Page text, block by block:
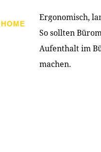
HOME PRODUKTE
Ergonomisch,
So sollten
Aufenthalt im
machen.